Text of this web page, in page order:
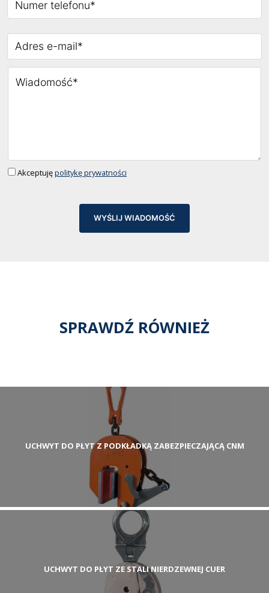
Akceptujępolitykę prywatności
WYŚLIJ WIADOMOŚĆ
SPRAWDŹ RÓWNIEŻ
UCHWYT DO PŁYT Z PODKŁADKĄ ZABEZPIECZAJĄCĄ CNM
UCHWYT DO PŁYT ZE STALI NIERDZEWNEJ CUER